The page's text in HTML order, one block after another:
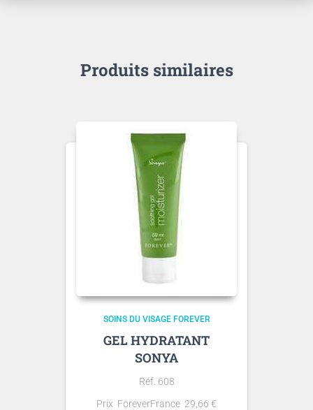
Produits similaires
SOINS DU VISAGE FOREVER
GEL HYDRATANT
SONYA
Réf. 608
Prix ForeverFrance 29,66 €